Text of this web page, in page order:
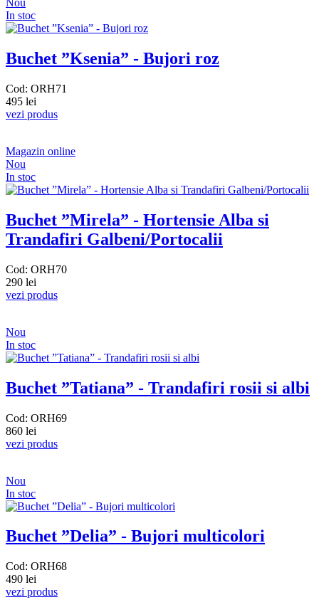
Nou
In stoc
Buchet ”Ksenia” - Bujori roz
Cod: ORH71
495 lei
vezi produs
Magazin online
Nou
In stoc
Buchet ”Mirela” - Hortensie Alba si
Trandafiri Galbeni/Portocalii
Cod: ORH70
290 lei
vezi produs
Nou
In stoc
Buchet ”Tatiana” - Trandafiri rosii si albi
Cod: ORH69
860 lei
vezi produs
Nou
In stoc
Buchet ”Delia” - Bujori multicolori
Cod: ORH68
490 lei
vezi produs